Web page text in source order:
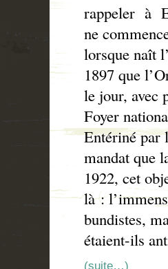
rappeler à
ne
lorsque naît
1897 que
le jour, avec
Foyer
Entériné par
mandat que
1922, cet
là :
bundistes,
étaient-ils
(suite…)